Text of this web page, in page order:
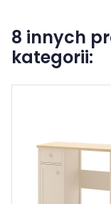
8 innych
kategorii: